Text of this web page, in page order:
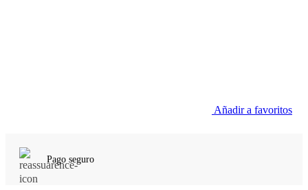
Añadir a favoritos
Pago seguro